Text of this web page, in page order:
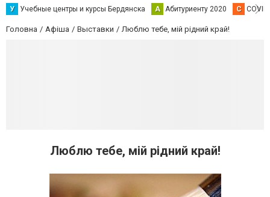
У Учебные центры и курсы Бердянска А Абитуриенту 2020 C
Головна Афіша Выставки Люблю тебе, мій рідний край!
Люблю тебе, мій рідний край!